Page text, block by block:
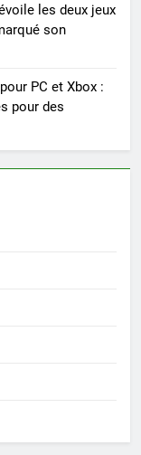
les deux jeux
son
PC et Xbox :
pour des